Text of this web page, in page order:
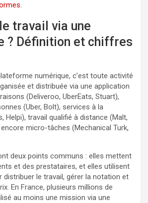
.
travail via une
? Définition et chiffres
numérique, c’est toute activité
et distribuée via une application
(Deliveroo, UberEats, Stuart),
(Uber, Bolt), services à la
Helpi), travail qualifié à distance (Malt,
micro-tâches (Mechanical Turk,
deux points communs : elles mettent
et des prestataires, et elles utilisent
distribuer le travail, gérer la notation et
En France, plusieurs millions de
au moins une mission via une